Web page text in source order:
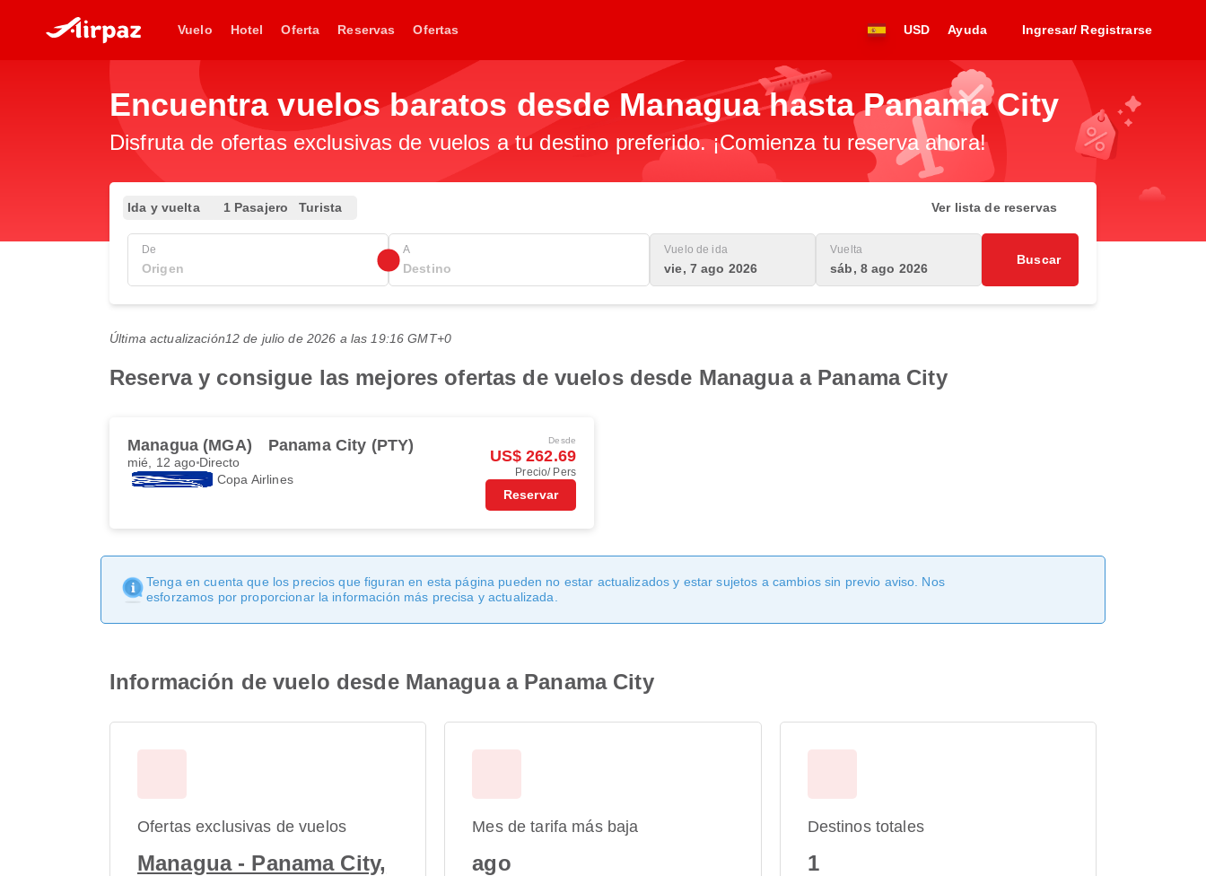
Vuelo Hotel Oferta Reservas Ofertas USD Ayuda Ingresar/ Registrarse
Encuentra vuelos baratos desde Managua hasta Panama City
Disfruta de ofertas exclusivas de vuelos a tu destino preferido. ¡Comienza tu reserva ahora!
Ida y vuelta 1 Pasajero Turista Ver lista de reservas
De A Vuelo de ida
vie, 7 ago 2026
Vuelta
sáb, 8 ago 2026
Buscar
Última actualización12 de julio de 2026 a las 19:16 GMT+0
Reserva y consigue las mejores ofertas de vuelos desde Managua a Panama City
Managua (MGA) Panama City (PTY)
mié, 12 ago Directo
Copa Airlines
Desde
US$ 262.69
Precio/ Pers
Reservar
Tenga en cuenta que los precios que figuran en esta página pueden no estar actualizados y estar sujetos a cambios sin previo aviso. Nos
esforzamos por proporcionar la información más precisa y actualizada.
Información de vuelo desde Managua a Panama City
Ofertas exclusivas de vuelos
Managua - Panama City,
Mes de tarifa más baja
ago
Destinos totales
1